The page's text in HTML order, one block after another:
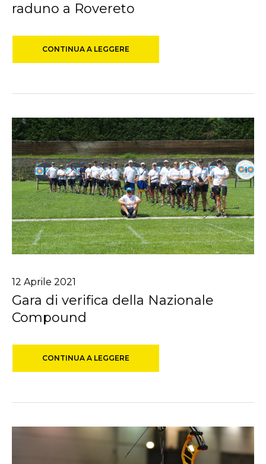
raduno a Rovereto
CONTINUA A LEGGERE
12 Aprile 2021
Gara di verifica della Nazionale
Compound
CONTINUA A LEGGERE